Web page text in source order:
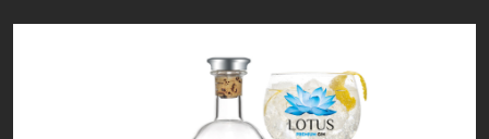
Formación a Medida